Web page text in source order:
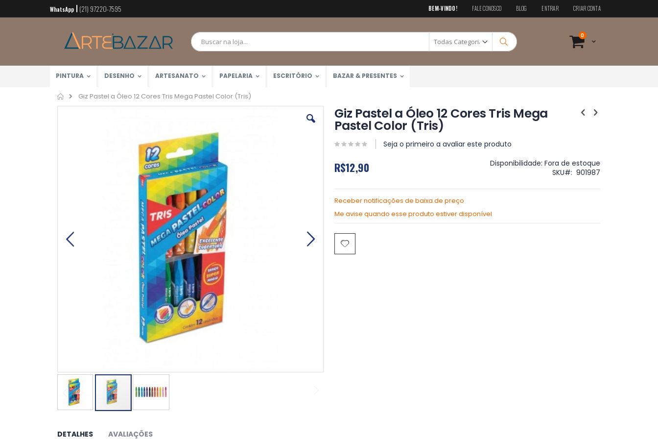
Pular
para
conteúdo
BEM-VINDO! FALE CONOSCO BLOG ENTRAR CRIAR CONTA
Cart
0 itens
Pesquisa
WhatsApp (21) 97220-7595
PINTURA DESENHO ARTESANATO PAPELARIA ESCRITÓRIO BAZAR & PRESENTES
Home
Giz Pastel a Óleo 12 Cores Tris Mega Pastel Color (Tris)
Pular
o
Giz Pastel a Óleo 12 Cores Tris Mega
Pastel Color (Tris)
Seja o primeiro a avaliar este produto
R$12,90 Disponibilidade: Fora de estoque
SKU
901987
Receber notificações de baixa de preço
Me avise quando esse produto estiver disponível
DETALHES AVALIAÇÕES